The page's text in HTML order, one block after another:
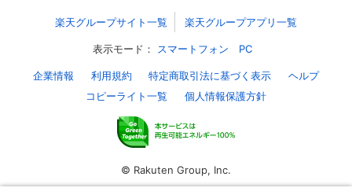
定額見放題コンテンツの解約はこちらから
可能です。
ログアウト
楽天グループサイト一覧 楽天グループアプリ一覧
表示モード： スマートフォン PC
企業情報 利用規約 特定商取引法に基づく表示
ヘルプ
コピーライト一覧
個人情報保護方針
© Rakuten Group, Inc.